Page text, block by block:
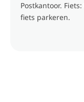
Postkantoor.
fiets parkeren.